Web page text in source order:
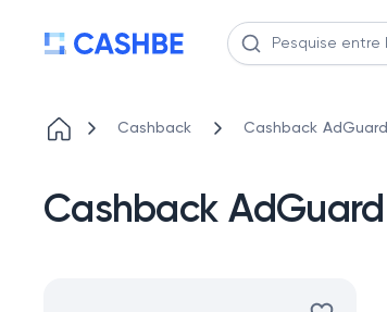
Cashback Cashback AdGuard
Cashback AdGuard